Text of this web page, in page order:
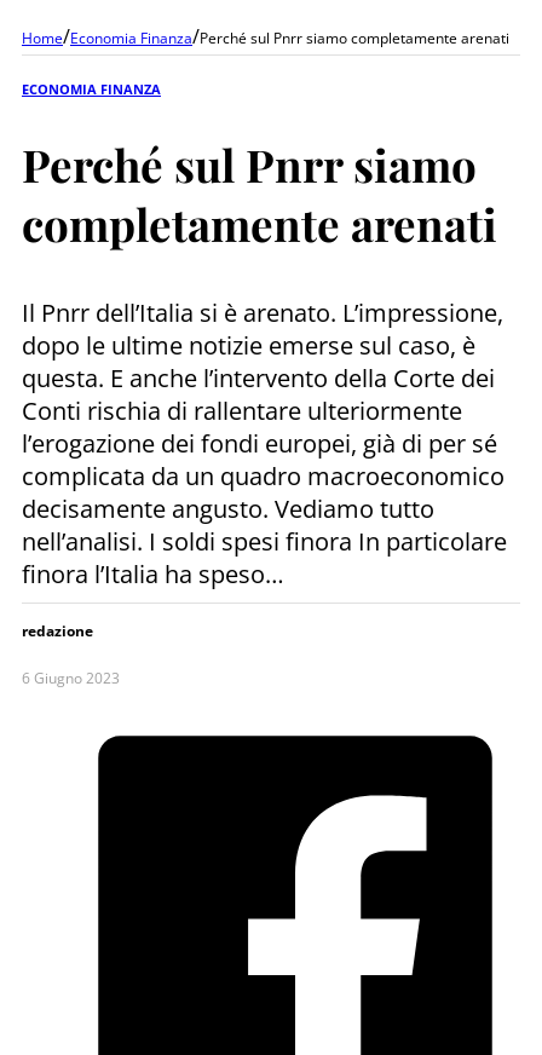
Home/Economia Finanza/Perché sul Pnrr siamo completamente arenati
ECONOMIA FINANZA
Perché sul Pnrr siamo
completamente arenati
Il Pnrr dell’Italia si è arenato. L’impressione,
dopo le ultime notizie emerse sul caso, è
questa. E anche l’intervento della Corte dei
Conti rischia di rallentare ulteriormente
l’erogazione dei fondi europei, già di per sé
complicata da un quadro macroeconomico
decisamente angusto. Vediamo tutto
nell’analisi. I soldi spesi finora In particolare
finora l’Italia ha speso…
redazione
6 Giugno 2023